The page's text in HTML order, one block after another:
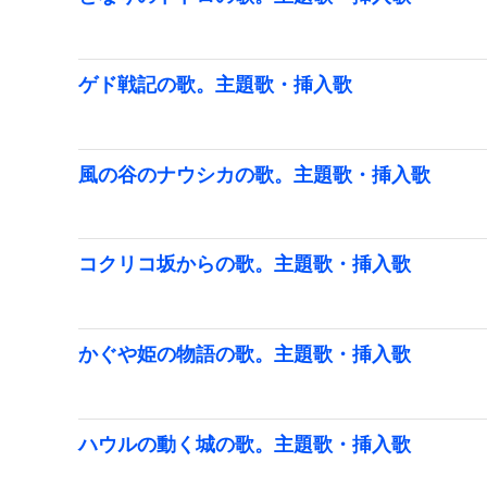
ゲド戦記の歌。主題歌・挿入歌
風の谷のナウシカの歌。主題歌・挿入歌
コクリコ坂からの歌。主題歌・挿入歌
かぐや姫の物語の歌。主題歌・挿入歌
ハウルの動く城の歌。主題歌・挿入歌